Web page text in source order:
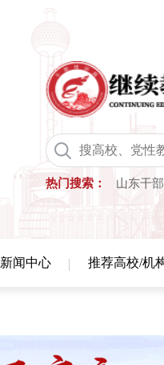
热门搜索： 山东干
新闻中心 推荐高校/机